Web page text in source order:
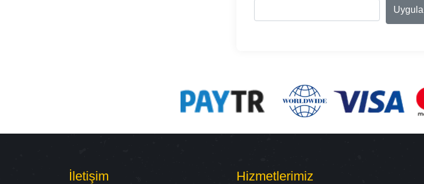
Uygula
İletişim Hizmetlerimiz